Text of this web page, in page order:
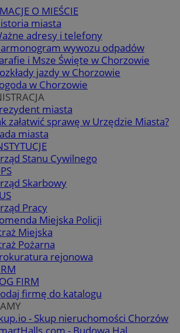
O MIEŚCIE
miasta
adresy i telefony
wywozu odpadów
i Msze Święte w Chorzowie
jazdy w Chorzowie
w Chorzowie
miasta
załatwić sprawę w Urzędzie Miasta?
miasta
Stanu Cywilnego
Skarbowy
Pracy
Miejska Policji
Miejska
Pożarna
rejonowa
FIRM
firmę do katalogu
- Skup nieruchomości Chorzów